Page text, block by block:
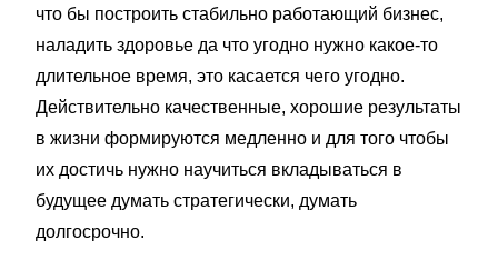
что бы построить стабильно работающий бизнес,
наладить здоровье да что угодно нужно какое-то
длительное время, это касается чего угодно.
Действительно качественные, хорошие результаты
в жизни формируются медленно и для того чтобы
их достичь нужно научиться вкладываться в
будущее думать стратегически, думать
долгосрочно.